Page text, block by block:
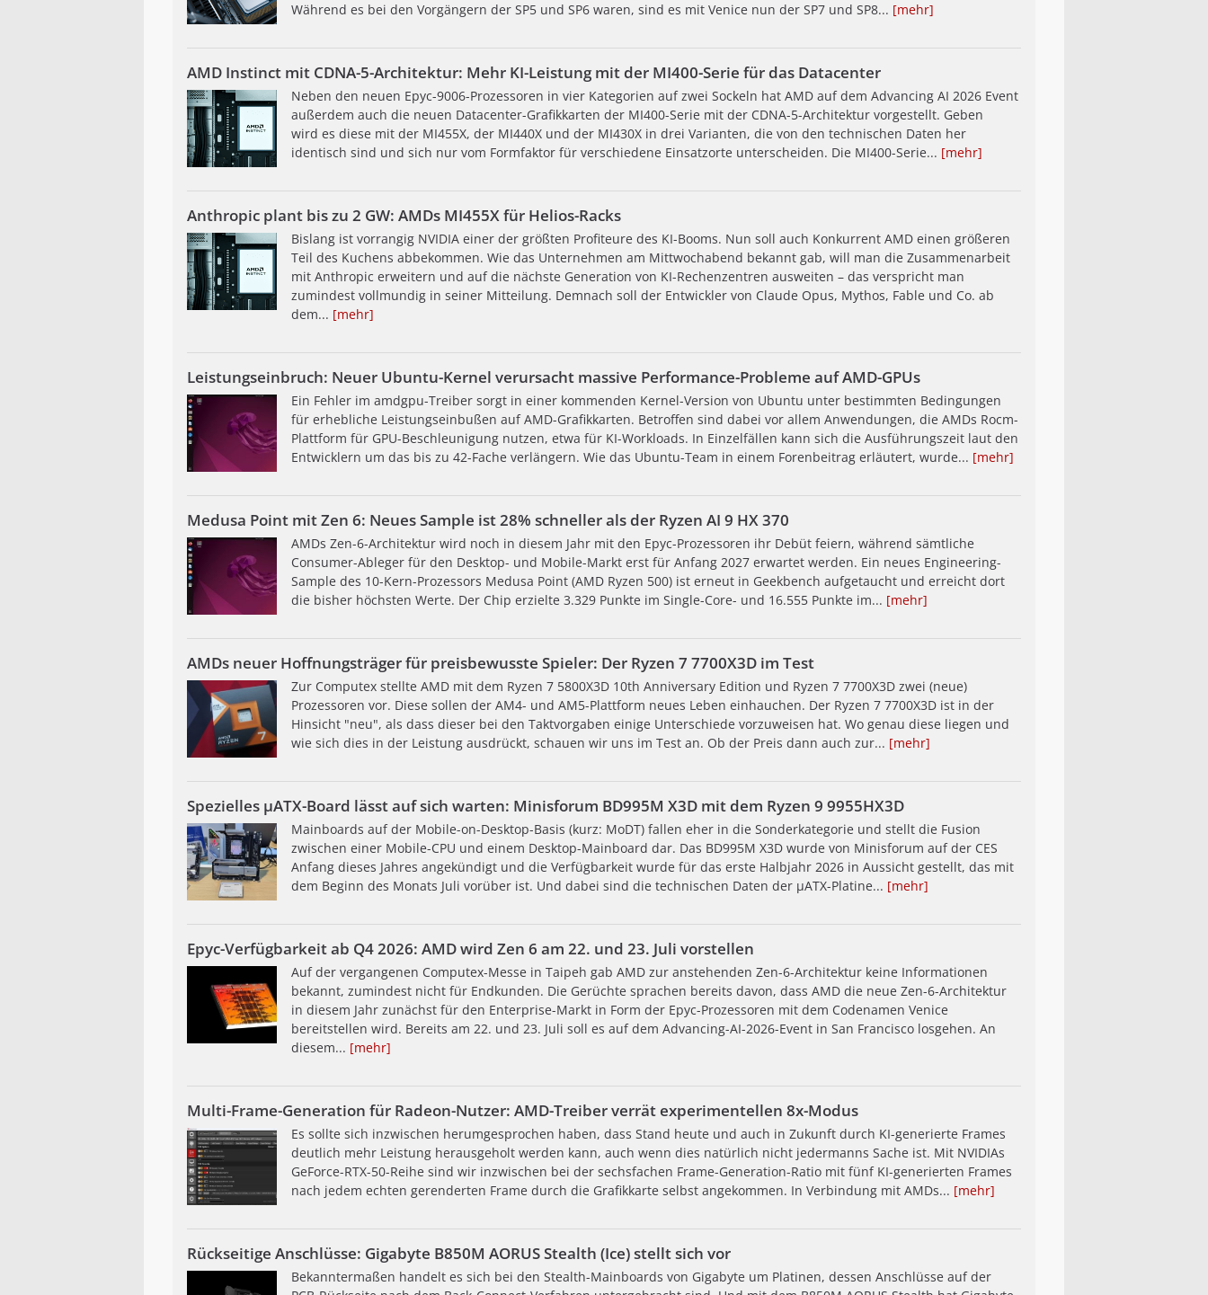
Während es bei den Vorgängern der SP5 und SP6 waren, sind es mit Venice nun der SP7 und SP8... [mehr]
AMD Instinct mit CDNA-5-Architektur: Mehr KI-Leistung mit der MI400-Serie für das Datacenter
Neben den neuen Epyc-9006-Prozessoren in vier Kategorien auf zwei Sockeln hat AMD auf dem Advancing AI 2026 Event
außerdem auch die neuen Datacenter-Grafikkarten der MI400-Serie mit der CDNA-5-Architektur vorgestellt. Geben
wird es diese mit der MI455X, der MI440X und der MI430X in drei Varianten, die von den technischen Daten her
identisch sind und sich nur vom Formfaktor für verschiedene Einsatzorte unterscheiden. Die MI400-Serie... [mehr]
Anthropic plant bis zu 2 GW: AMDs MI455X für Helios-Racks
Bislang ist vorrangig NVIDIA einer der größten Profiteure des KI-Booms. Nun soll auch Konkurrent AMD einen größeren
Teil des Kuchens abbekommen. Wie das Unternehmen am Mittwochabend bekannt gab, will man die Zusammenarbeit
mit Anthropic erweitern und auf die nächste Generation von KI-Rechenzentren ausweiten – das verspricht man
zumindest vollmundig in seiner Mitteilung. Demnach soll der Entwickler von Claude Opus, Mythos, Fable und Co. ab
dem... [mehr]
Leistungseinbruch: Neuer Ubuntu-Kernel verursacht massive Performance-Probleme auf AMD-GPUs
Ein Fehler im amdgpu-Treiber sorgt in einer kommenden Kernel-Version von Ubuntu unter bestimmten Bedingungen
für erhebliche Leistungseinbußen auf AMD-Grafikkarten. Betroffen sind dabei vor allem Anwendungen, die AMDs Rocm-
Plattform für GPU-Beschleunigung nutzen, etwa für KI-Workloads. In Einzelfällen kann sich die Ausführungszeit laut den
Entwicklern um das bis zu 42-Fache verlängern. Wie das Ubuntu-Team in einem Forenbeitrag erläutert, wurde... [mehr]
Medusa Point mit Zen 6: Neues Sample ist 28% schneller als der Ryzen AI 9 HX 370
AMDs Zen-6-Architektur wird noch in diesem Jahr mit den Epyc-Prozessoren ihr Debüt feiern, während sämtliche
Consumer-Ableger für den Desktop- und Mobile-Markt erst für Anfang 2027 erwartet werden. Ein neues Engineering-
Sample des 10-Kern-Prozessors Medusa Point (AMD Ryzen 500) ist erneut in Geekbench aufgetaucht und erreicht dort
die bisher höchsten Werte. Der Chip erzielte 3.329 Punkte im Single-Core- und 16.555 Punkte im... [mehr]
AMDs neuer Hoffnungsträger für preisbewusste Spieler: Der Ryzen 7 7700X3D im Test
Zur Computex stellte AMD mit dem Ryzen 7 5800X3D 10th Anniversary Edition und Ryzen 7 7700X3D zwei (neue)
Prozessoren vor. Diese sollen der AM4- und AM5-Plattform neues Leben einhauchen. Der Ryzen 7 7700X3D ist in der
Hinsicht "neu", als dass dieser bei den Taktvorgaben einige Unterschiede vorzuweisen hat. Wo genau diese liegen und
wie sich dies in der Leistung ausdrückt, schauen wir uns im Test an. Ob der Preis dann auch zur... [mehr]
Spezielles µATX-Board lässt auf sich warten: Minisforum BD995M X3D mit dem Ryzen 9 9955HX3D
Mainboards auf der Mobile-on-Desktop-Basis (kurz: MoDT) fallen eher in die Sonderkategorie und stellt die Fusion
zwischen einer Mobile-CPU und einem Desktop-Mainboard dar. Das BD995M X3D wurde von Minisforum auf der CES
Anfang dieses Jahres angekündigt und die Verfügbarkeit wurde für das erste Halbjahr 2026 in Aussicht gestellt, das mit
dem Beginn des Monats Juli vorüber ist. Und dabei sind die technischen Daten der µATX-Platine... [mehr]
Epyc-Verfügbarkeit ab Q4 2026: AMD wird Zen 6 am 22. und 23. Juli vorstellen
Auf der vergangenen Computex-Messe in Taipeh gab AMD zur anstehenden Zen-6-Architektur keine Informationen
bekannt, zumindest nicht für Endkunden. Die Gerüchte sprachen bereits davon, dass AMD die neue Zen-6-Architektur
in diesem Jahr zunächst für den Enterprise-Markt in Form der Epyc-Prozessoren mit dem Codenamen Venice
bereitstellen wird. Bereits am 22. und 23. Juli soll es auf dem Advancing-AI-2026-Event in San Francisco losgehen. An
diesem... [mehr]
Multi-Frame-Generation für Radeon-Nutzer: AMD-Treiber verrät experimentellen 8x-Modus
Es sollte sich inzwischen herumgesprochen haben, dass Stand heute und auch in Zukunft durch KI-generierte Frames
deutlich mehr Leistung herausgeholt werden kann, auch wenn dies natürlich nicht jedermanns Sache ist. Mit NVIDIAs
GeForce-RTX-50-Reihe sind wir inzwischen bei der sechsfachen Frame-Generation-Ratio mit fünf KI-generierten Frames
nach jedem echten gerenderten Frame durch die Grafikkarte selbst angekommen. In Verbindung mit AMDs... [mehr]
Rückseitige Anschlüsse: Gigabyte B850M AORUS Stealth (Ice) stellt sich vor
Bekanntermaßen handelt es sich bei den Stealth-Mainboards von Gigabyte um Platinen, dessen Anschlüsse auf der